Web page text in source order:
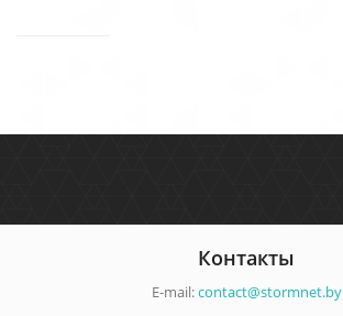
Контакты
E-mail:contact@stormnet.by